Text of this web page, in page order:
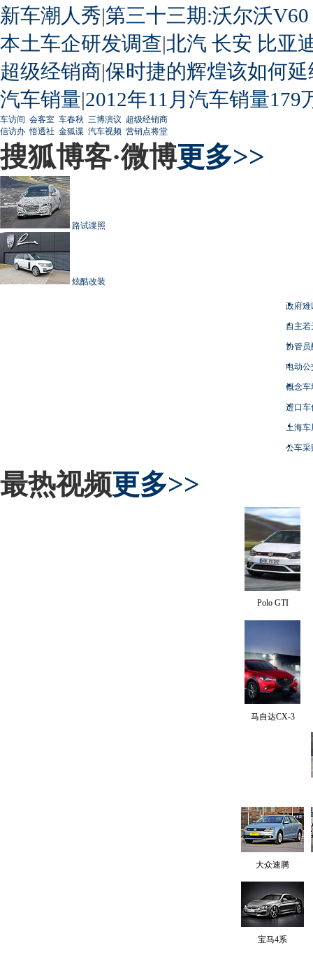
新车潮人秀|第三十三期:沃尔沃
本土车企研发调查|北汽 长安 比亚
超级经销商|保时捷的辉煌该如何延
汽车销量|2012年11月汽车销量179
车访间 会客室 车春秋 三博演议 超级经销商
信访办 悟透社 金狐谍 汽车视频 营销点将堂
搜狐博客·微博更多>>
路试谍照
炫酷改装
政府难
自主
协管员
电动
概念车
进口车
上海
公车采
最热视频更多>>
Polo GTI
马自达CX-3
大众速腾
宝马4系